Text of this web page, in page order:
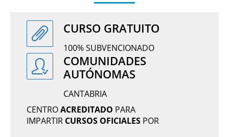
CURSO GRATUITO
100% SUBVENCIONADO
COMUNIDADES
AUTÓNOMAS
CANTABRIA
CENTROACREDITADO PARA
IMPARTIR CURSOS OFICIALES POR